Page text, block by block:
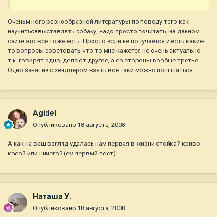
Оченьм ного разнообразной литературы по поводу того как
научитьсявыставлять собаку, надо просто почитать, на данном
сайте это все тоже есть. Просто если не получается и есть какие-
то вопросы советовать что-то мне кажется не очень актуально
т.к. говорят одно, делают другое, а со стороны вообще третье.
Одно занятие с хендлером взять все таки можно попытаться.
Agidel
Опубликовано 18 августа, 2008
А как на ваш взгляд удалась нам первая в жизни стойка? криво-
косо? или ничего? (см первый пост)
Наташа У.
Опубликовано 18 августа, 2008